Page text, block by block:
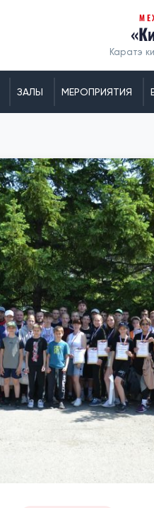
Каратэ
ЗАЛЫ МЕРОПРИЯТИЯ